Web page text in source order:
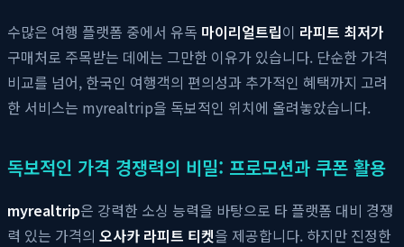
수많은 여행 플랫폼 중에서 유독 마이리얼트립이 라피트 최저가
구매처로 주목받는 데에는 그만한 이유가 있습니다. 단순한 가격
비교를 넘어, 한국인 여행객의 편의성과 추가적인 혜택까지 고려
한 서비스는 myrealtrip을 독보적인 위치에 올려놓았습니다.
독보적인 가격 경쟁력의 비밀: 프로모션과 쿠폰 활용
myrealtrip은 강력한 소싱 능력을 바탕으로 타 플랫폼 대비 경쟁
력 있는 가격의 오사카 라피트 티켓을 제공합니다. 하지만 진정한